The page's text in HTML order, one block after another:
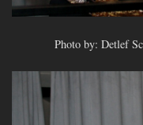
Photo by: Detlef